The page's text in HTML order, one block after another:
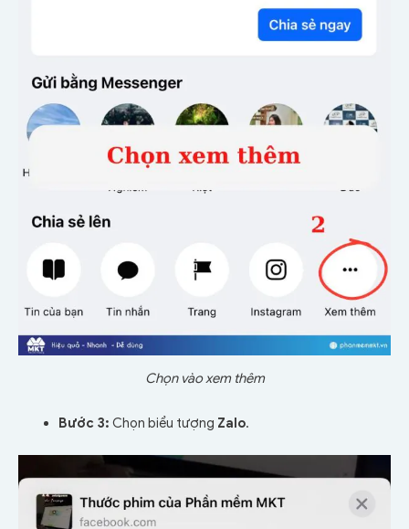
Chọn vào xem thêm
Bước 3: Chọn biểu tượng Zalo.